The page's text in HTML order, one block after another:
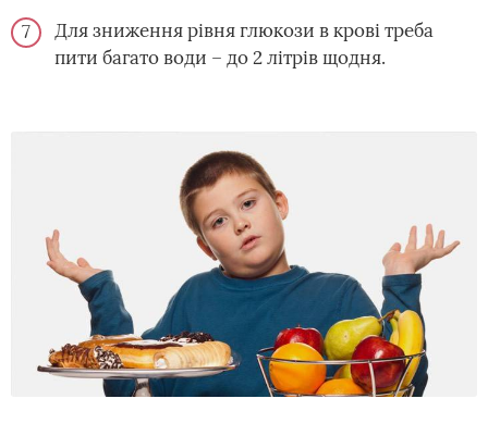
Для зниження рівня глюкози в крові треба
пити багато води – до 2 літрів щодня.